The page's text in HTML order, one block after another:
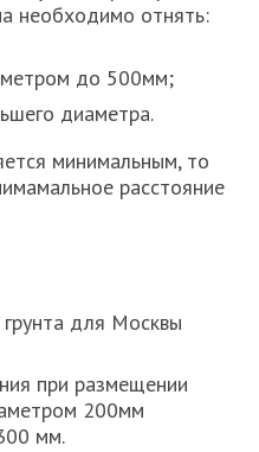
необходимо отнять:
до 500мм;
диаметра.
минимальным, то
расстояние
грунта для Москвы
при размещении
200мм
мм.